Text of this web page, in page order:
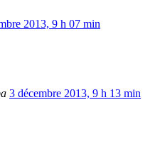
2013, 9 h 07 min
3 décembre 2013, 9 h 13 min